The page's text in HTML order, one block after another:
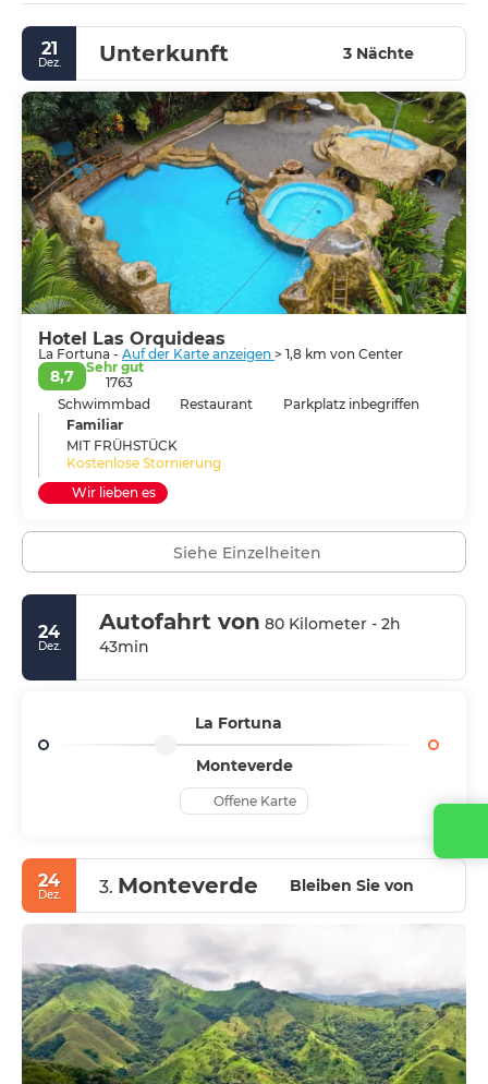
Arenalsees und bietet eine große Auswahl an
Restaurants, Bars, Hotels und Geschäften.
Unzählige Aktivitäten und Touren werden in der
Gegend angeboten, wie z.B. Wanderungen durch den
Nationalpark und über erkaltete Lavafelder,
Spaziergänge über zwischen den Bäumen gespannten
Hängebrücken, Vogelbeobachtung, Mountainbiking,
Ausritte, Rafting, Erkundungstouren durch die Venado-
Höhlen, Ausflüge zum Fortuna-Wasserfall, Canopy,
Bootstouren auf dem Arenalsee... Aufgrund der Nähe
zum Vulkan finden sich hier auch einige, von
natürlichem Thermalwasser gespeiste, heiße Quellen.
21
Dez. Unterkunft 3 Nächte
Hotel Las Orquideas
La Fortuna - Auf der Karte anzeigen > 1,8 km von Center
8,7
Sehr gut
1763
Schwimmbad
Restaurant
Parkplatz inbegriffen
Familiar
MIT FRÜHSTÜCK
Kostenlose Stornierung
Wir lieben es
Siehe Einzelheiten
24
Dez.
Autofahrt von 80 Kilometer - 2h
43min
La Fortuna
Monteverde
Offene Karte
24
Dez. 3. Monteverde Bleiben Sie von